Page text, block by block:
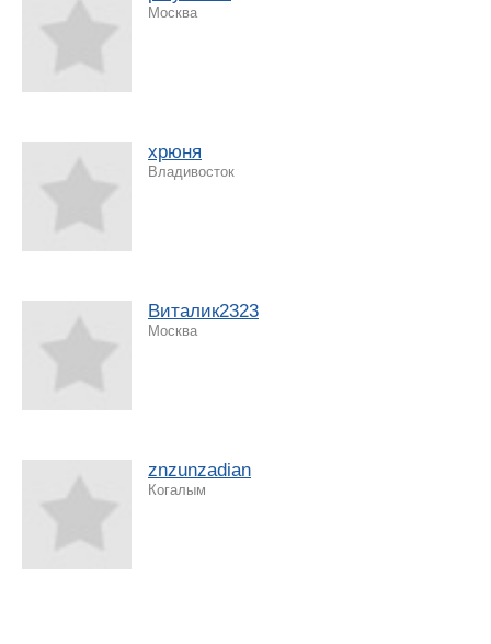
Москва
хрюня
Владивосток
Виталик2323
Москва
znzunzadian
Когалым